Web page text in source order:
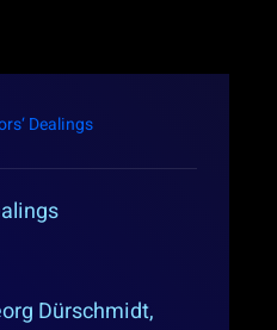
Dealings
Dürschmidt,